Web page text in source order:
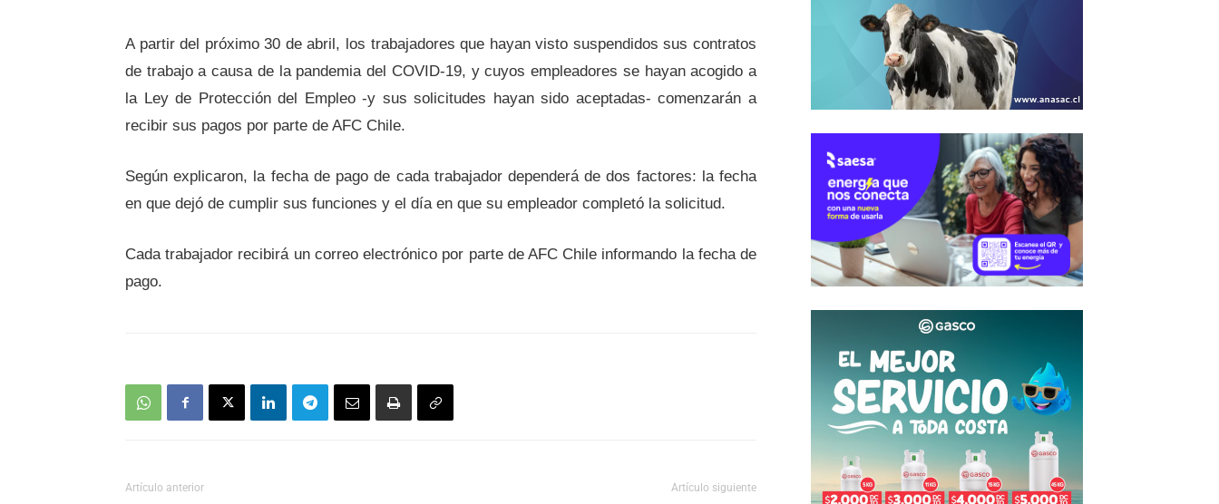
A partir del próximo30 de abril, los trabajadores que hayan visto suspendidos sus contratos
de trabajoa causa de la pandemia del COVID-19, y cuyos empleadores se hayan acogido a
la Ley de Protección del Empleo -y sus solicitudes hayan sido aceptadas-comenzarán a
recibir sus pagos por parte de AFC Chile.
Según explicaron, la fecha de pago de cada trabajador dependerá de dos factores: la fecha
en que dejó de cumplir sus funciones y el día en que su empleador completó la solicitud.
Cada trabajador recibirá un correo electrónico por parte de AFC Chile informando la fecha de
pago.
Artículo anterior Artículo siguiente